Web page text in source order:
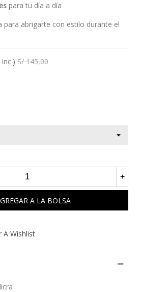
para tu día a día
para abrigarte con estilo durante el
S/ 145,00
+
A LA BOLSA
A Wishlist